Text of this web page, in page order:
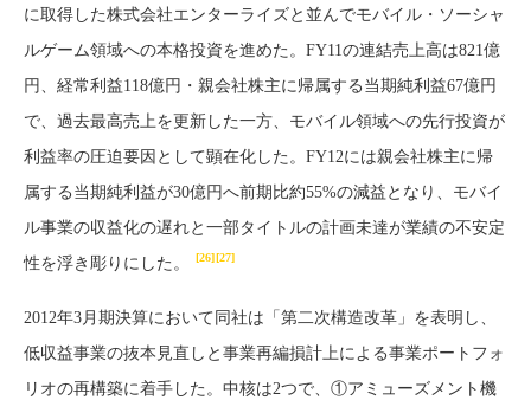
に取得した株式会社エンターライズと並んでモバイル・ソーシャ
ルゲーム領域への本格投資を進めた。FY11の連結売上高は821億
円、経常利益118億円・親会社株主に帰属する当期純利益67億円
で、過去最高売上を更新した一方、モバイル領域への先行投資が
利益率の圧迫要因として顕在化した。FY12には親会社株主に帰
属する当期純利益が30億円へ前期比約55%の減益となり、モバイ
ル事業の収益化の遅れと一部タイトルの計画未達が業績の不安定
性を浮き彫りにした。
[26][27]
2012年3月期決算において同社は「第二次構造改革」を表明し、
低収益事業の抜本見直しと事業再編損計上による事業ポートフォ
リオの再構築に着手した。中核は2つで、①アミューズメント機